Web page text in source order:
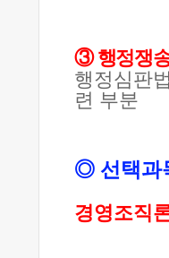
③행정쟁
행정심판
련 부분
◎ 선택과
경영조직